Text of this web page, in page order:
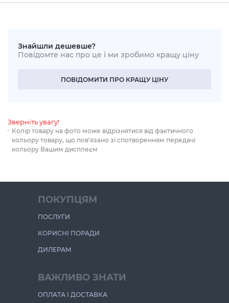
Знайшли дешевше?
Повідомте нас про це і ми зробимо кращу ціну
ПОВІДОМИТИ ПРО КРАЩУ ЦІНУ
Зверніть увагу!
Колір товару на фото може відрізнятися від фактичного
кольору товару, що пов‘язано зі спотворенням передачі
кольору Вашим дисплеєм
ПОКУПЦЯМ
ПОСЛУГИ
КОРИСНІ ПОРАДИ
ДИЛЕРАМ
ВАЖЛИВО ЗНАТИ
ОПЛАТА І ДОСТАВКА